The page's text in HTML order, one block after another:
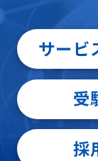
サービ
受
採